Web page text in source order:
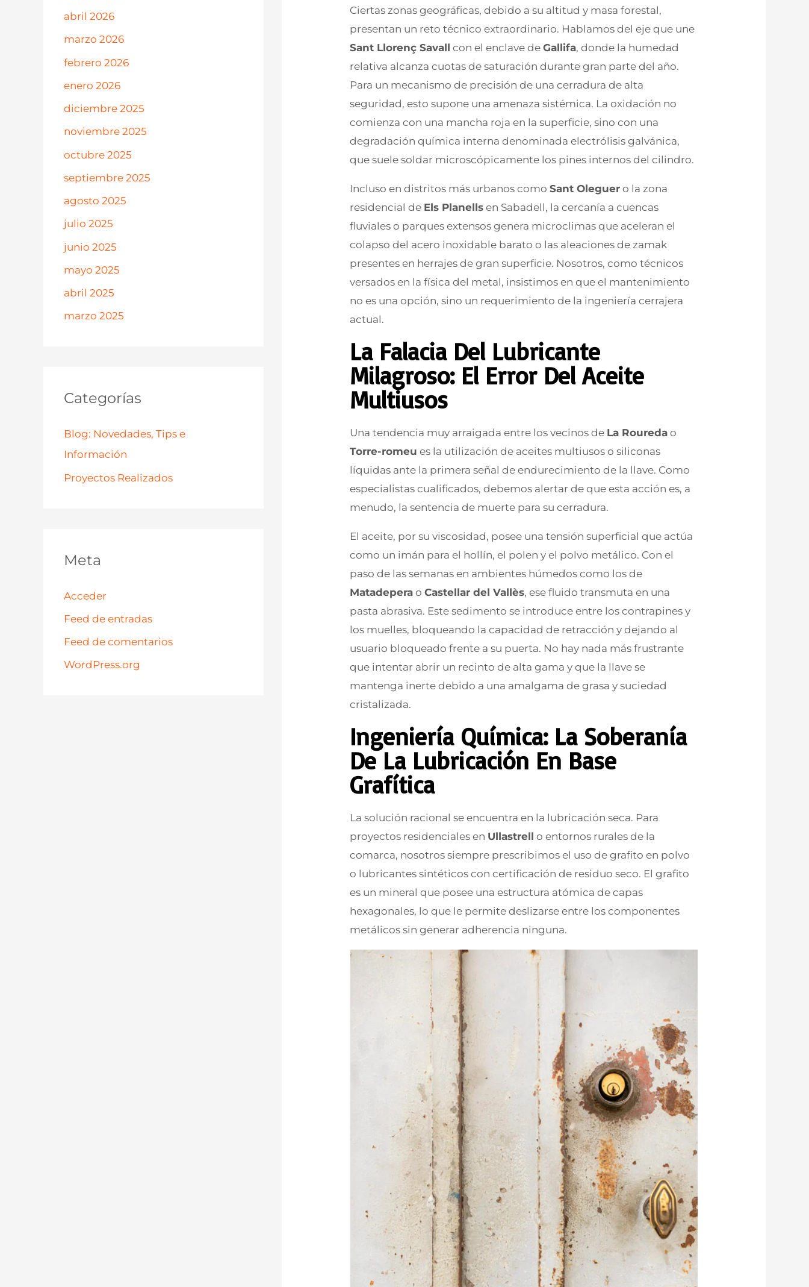
abril 2026
marzo 2026
febrero 2026
enero 2026
diciembre 2025
noviembre 2025
octubre 2025
septiembre 2025
agosto 2025
julio 2025
junio 2025
mayo 2025
abril 2025
marzo 2025
Categorías
Blog: Novedades, Tips e
Información
Proyectos Realizados
Meta
Acceder
Feed de entradas
Feed de comentarios
WordPress.org
Ciertas zonas geográficas, debido a su altitud y masa forestal,
presentan un reto técnico extraordinario. Hablamos del eje que une
Sant Llorenç Savall con el enclave deGallifa, donde la humedad
relativa alcanza cuotas de saturación durante gran parte del año.
Para un mecanismo de precisión de una cerradura de alta
seguridad, esto supone una amenaza sistémica. La oxidación no
comienza con una mancha roja en la superficie, sino con una
degradación química interna denominada electrólisis galvánica,
que suele soldar microscópicamente los pines internos del cilindro.
Incluso en distritos más urbanos comoSant Oleguer o la zona
residencial de Els Planells en Sabadell, la cercanía a cuencas
fluviales o parques extensos genera microclimas que aceleran el
colapso del acero inoxidable barato o las aleaciones de zamak
presentes en herrajes de gran superficie. Nosotros, como técnicos
versados en la física del metal, insistimos en que el mantenimiento
no es una opción, sino un requerimiento de la ingeniería cerrajera
actual.
La Falacia Del Lubricante
Milagroso: El Error Del Aceite
Multiusos
Una tendencia muy arraigada entre los vecinos de La Roureda o
Torre-romeu es la utilización de aceites multiusos o siliconas
líquidas ante la primera señal de endurecimiento de la llave. Como
especialistas cualificados, debemos alertar de que esta acción es, a
menudo, la sentencia de muerte para su cerradura.
El aceite, por su viscosidad, posee una tensión superficial que actúa
como un imán para el hollín, el polen y el polvo metálico. Con el
paso de las semanas en ambientes húmedos como los de
Matadepera oCastellar del Vallès, ese fluido transmuta en una
pasta abrasiva. Este sedimento se introduce entre los contrapines y
los muelles, bloqueando la capacidad de retracción y dejando al
usuario bloqueado frente a su puerta. No hay nada más frustrante
que intentar abrir un recinto de alta gama y que la llave se
mantenga inerte debido a una amalgama de grasa y suciedad
cristalizada.
Ingeniería Química: La Soberanía
De La Lubricación En Base
Grafítica
La solución racional se encuentra en la lubricación seca. Para
proyectos residenciales en Ullastrell o entornos rurales de la
comarca, nosotros siempre prescribimos el uso de grafito en polvo
o lubricantes sintéticos con certificación de residuo seco. El grafito
es un mineral que posee una estructura atómica de capas
hexagonales, lo que le permite deslizarse entre los componentes
metálicos sin generar adherencia ninguna.